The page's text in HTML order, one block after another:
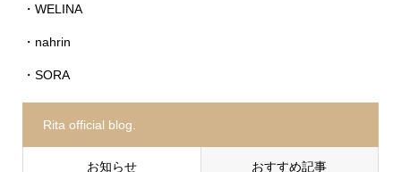
・WELINA
・nahrin
・SORA
Rita official blog.
お知らせ おすすめ記事